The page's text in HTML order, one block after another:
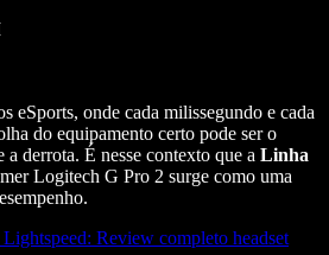
eSports, onde cada milissegundo e cada
do equipamento certo pode ser o
derrota. É nesse contexto que a Linha
Logitech G Pro 2 surge como uma
Review completo headset